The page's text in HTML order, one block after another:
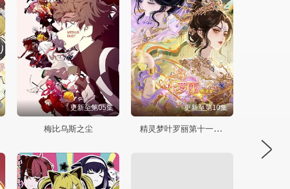
更新至第05集
梅比乌斯之尘
更新至第10集
精灵梦叶罗丽第十一季下